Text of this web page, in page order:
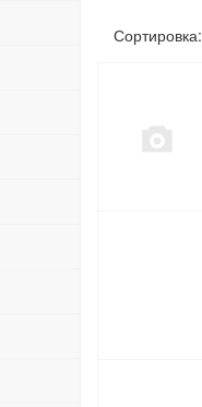
Сортировка: